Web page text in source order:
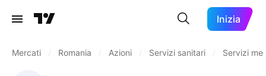
Inizia
Mercati Romania Azioni Servizi sanitari Servizi